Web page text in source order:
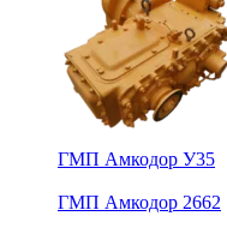
ГМП Амкодор У35
ГМП Амкодор 2662